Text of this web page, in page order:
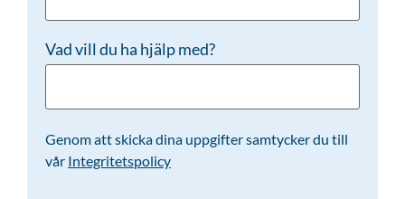
Vad vill du ha hjälp med?
Genom att skicka dina uppgifter samtycker du till
vår Integritetspolicy